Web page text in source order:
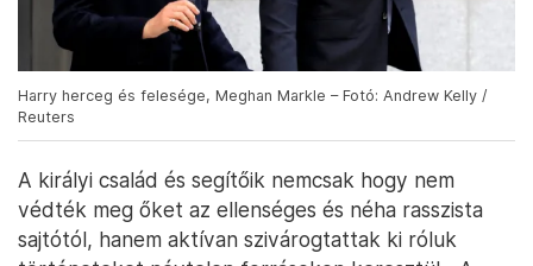
Harry herceg és felesége, Meghan Markle – Fotó: Andrew Kelly /
Reuters
A királyi család és segítőik nemcsak hogy nem
védték meg őket az ellenséges és néha rasszista
sajtótól, hanem aktívan szivárogtattak ki róluk